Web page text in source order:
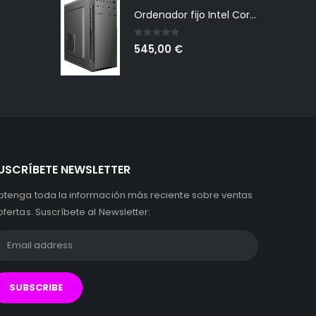
Ordenador fijo Intel Core i7 Quad Core - RAM 16 GB - SSD 240 - HDD 1TB - Tarjeta de vídeo dedicada 4 GB - LICENCIA ORIGINAL MICROSOFT WINDOWS 10 PRO - MASTERIZADOR DVD - PC DESKTOP
0out of 5
545,00 €
NEWSLETTER
toda la información más reciente sobre ventas
Suscríbete al Newsletter: